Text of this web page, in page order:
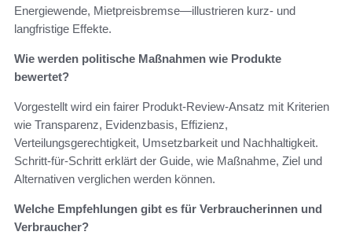
Energiewende, Mietpreisbremse—illustrieren kurz‑ und
langfristige Effekte.
Wie werden politische Maßnahmen wie Produkte
bewertet?
Vorgestellt wird ein fairer Produkt‑Review‑Ansatz mit Kriterien
wie Transparenz, Evidenzbasis, Effizienz,
Verteilungsgerechtigkeit, Umsetzbarkeit und Nachhaltigkeit.
Schritt‑für‑Schritt erklärt der Guide, wie Maßnahme, Ziel und
Alternativen verglichen werden können.
Welche Empfehlungen gibt es für Verbraucherinnen und
Verbraucher?